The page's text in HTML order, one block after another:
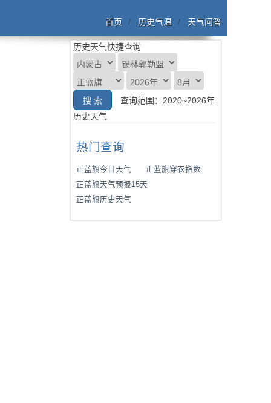
首页 历史气温 天气问答
历史天气快捷查询
查询范围：2020~2026年
历史天气
热门查询
正蓝旗今日天气
正蓝旗穿衣指数
正蓝旗天气预报15天
正蓝旗历史天气